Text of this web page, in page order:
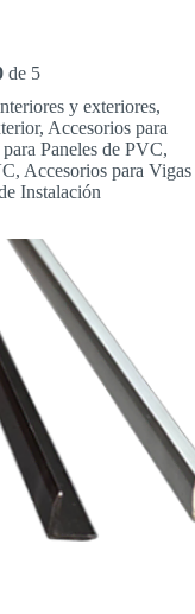
de 5
y exteriores,
, Accesorios para
Paneles de PVC,
, Accesorios para Vigas
Instalación